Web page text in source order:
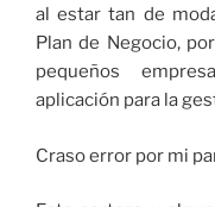
al estar tan de
Plan de Negocio,
pequeños
aplicación para la
Craso error por mi